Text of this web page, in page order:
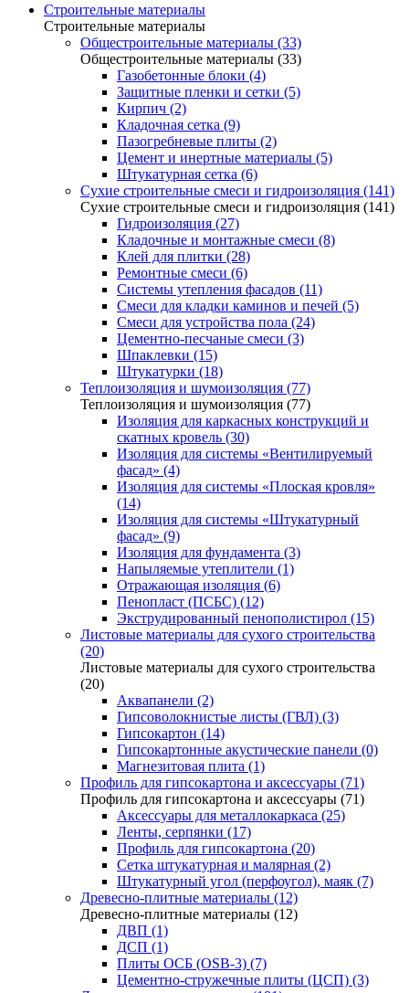
Строительные материалы
Строительные материалы
Общестроительные материалы (33)
Общестроительные материалы (33)
Газобетонные блоки (4)
Защитные пленки и сетки (5)
Кирпич (2)
Кладочная сетка (9)
Пазогребневые плиты (2)
Цемент и инертные материалы (5)
Штукатурная сетка (6)
Сухие строительные смеси и гидроизоляция (141)
Сухие строительные смеси и гидроизоляция (141)
Гидроизоляция (27)
Кладочные и монтажные смеси (8)
Клей для плитки (28)
Ремонтные смеси (6)
Системы утепления фасадов (11)
Смеси для кладки каминов и печей (5)
Смеси для устройства пола (24)
Цементно-песчаные смеси (3)
Шпаклевки (15)
Штукатурки (18)
Теплоизоляция и шумоизоляция (77)
Теплоизоляция и шумоизоляция (77)
Изоляция для каркасных конструкций и
скатных кровель (30)
Изоляция для системы «Вентилируемый
фасад» (4)
Изоляция для системы «Плоская кровля»
(14)
Изоляция для системы «Штукатурный
фасад» (9)
Изоляция для фундамента (3)
Напыляемые утеплители (1)
Отражающая изоляция (6)
Пенопласт (ПСБС) (12)
Экструдированный пенополистирол (15)
Листовые материалы для сухого строительства
(20)
Листовые материалы для сухого строительства
(20)
Аквапанели (2)
Гипсоволокнистые листы (ГВЛ) (3)
Гипсокартон (14)
Гипсокартонные акустические панели (0)
Магнезитовая плита (1)
Профиль для гипсокартона и аксессуары (71)
Профиль для гипсокартона и аксессуары (71)
Аксессуары для металлокаркаса (25)
Ленты, серпянки (17)
Профиль для гипсокартона (20)
Сетка штукатурная и малярная (2)
Штукатурный угол (перфоугол), маяк (7)
Древесно-плитные материалы (12)
Древесно-плитные материалы (12)
ДВП (1)
ДСП (1)
Плиты ОСБ (OSB-3) (7)
Цементно-стружечные плиты (ЦСП) (3)